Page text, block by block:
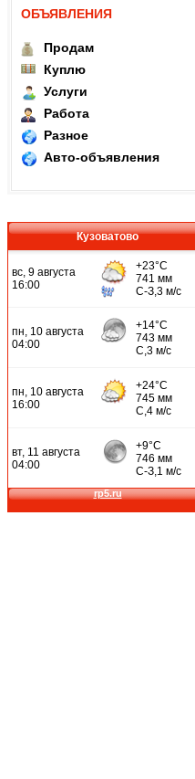
ОБЪЯВЛЕНИЯ
Продам
Куплю
Услуги
Работа
Разное
Авто-объявления
Кузоватово